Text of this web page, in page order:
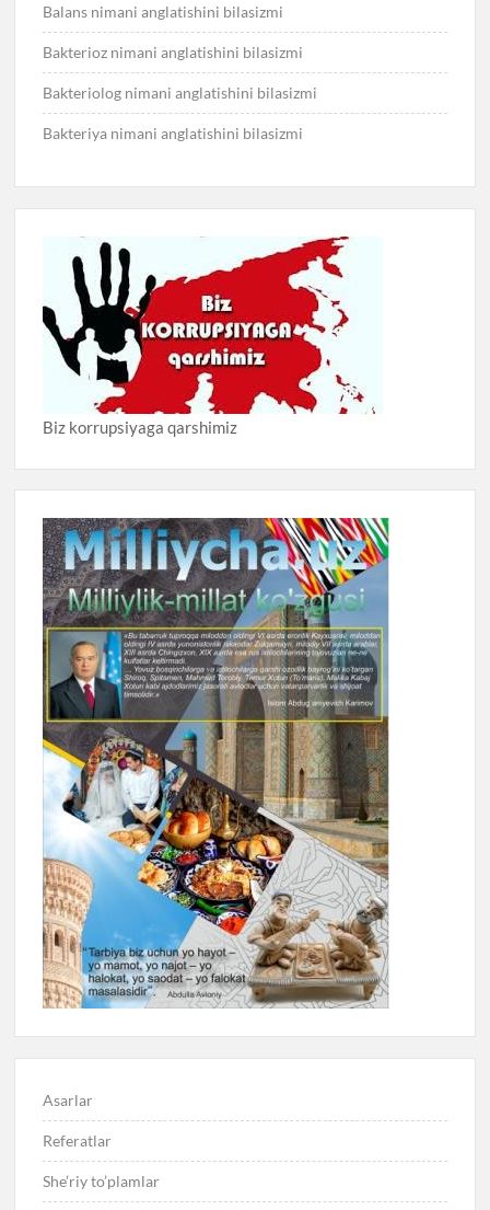
Balans nimani anglatishini bilasizmi
Bakterioz nimani anglatishini bilasizmi
Bakteriolog nimani anglatishini bilasizmi
Bakteriya nimani anglatishini bilasizmi
Biz korrupsiyaga qarshimiz
Asarlar
Referatlar
She’riy to’plamlar